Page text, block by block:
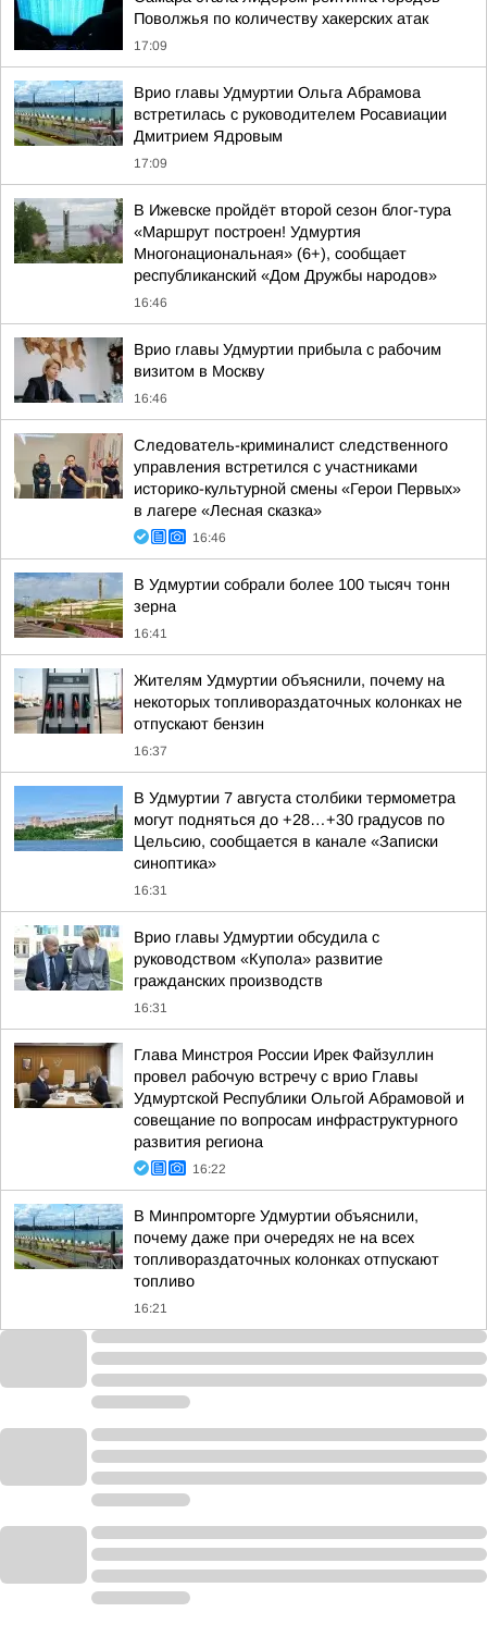
Поволжья по количеству хакерских атак
17:09
Врио главы Удмуртии Ольга Абрамова
встретилась с руководителем Росавиации
Дмитрием Ядровым
17:09
В Ижевске пройдёт второй сезон блог-тура
«Маршрут построен! Удмуртия
Многонациональная» (6+), сообщает
республиканский «Дом Дружбы народов»
16:46
Врио главы Удмуртии прибыла с рабочим
визитом в Москву
16:46
Следователь-криминалист следственного
управления встретился с участниками
историко-культурной смены «Герои Первых»
в лагере «Лесная сказка»
16:46
В Удмуртии собрали более 100 тысяч тонн
зерна
16:41
Жителям Удмуртии объяснили, почему на
некоторых топливораздаточных колонках не
отпускают бензин
16:37
В Удмуртии 7 августа столбики термометра
могут подняться до +28…+30 градусов по
Цельсию, сообщается в канале «Записки
синоптика»
16:31
Врио главы Удмуртии обсудила с
руководством «Купола» развитие
гражданских производств
16:31
Глава Минстроя России Ирек Файзуллин
провел рабочую встречу с врио Главы
Удмуртской Республики Ольгой Абрамовой и
совещание по вопросам инфраструктурного
развития региона
16:22
В Минпромторге Удмуртии объяснили,
почему даже при очередях не на всех
топливораздаточных колонках отпускают
топливо
16:21